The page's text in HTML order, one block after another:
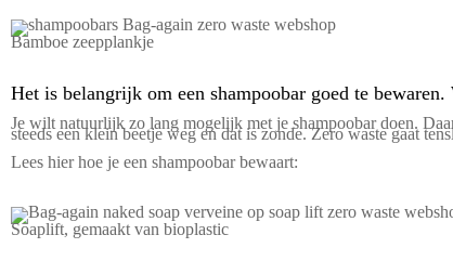
Bamboe zeepplankje
Het is belangrijk om een shampoobar goed te bewaren.
Je wilt natuurlijk zo lang mogelijk met je shampoobar doen.
steeds een klein beetje weg en dat is zonde. Zero waste gaat
Lees hier hoe je een shampoobar bewaart:
Soaplift, gemaakt van bioplastic